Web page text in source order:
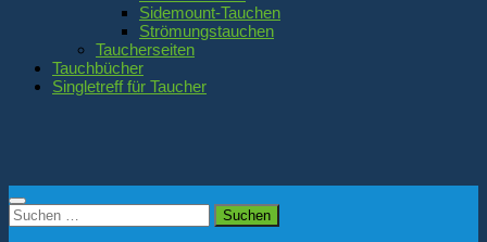
Sidemount-Tauchen
Strömungstauchen
Taucherseiten
Tauchbücher
Singletreff für Taucher
Suchen
nach: